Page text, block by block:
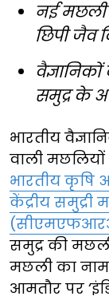
नई मछली
छिपी जैव
समुद्र के
भारतीय
वाली
भारतीय कृषि
केंद्रीय
समुद्र की
मछली का नाम
आमतौर पर